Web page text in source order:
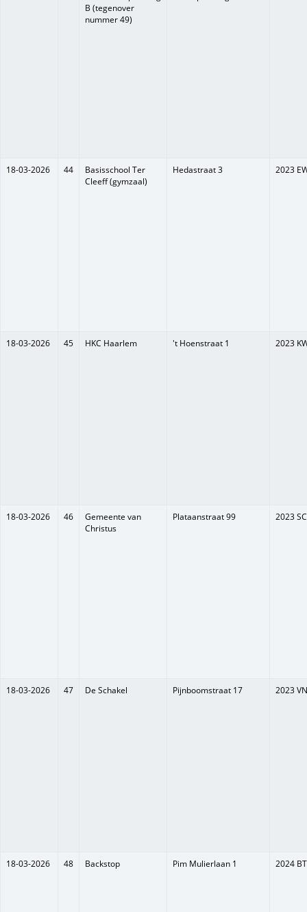
B (tegenover
nummer 49)
18-03-2026 44
Basisschool Ter
Cleeff (gymzaal)
Hedastraat 3 2023
18-03-2026 45 HKC Haarlem 't Hoenstraat 1 2023
18-03-2026 46
Gemeente van
Christus
Plataanstraat 99 2023 SC
18-03-2026 47 De Schakel Pijnboomstraat 17 2023 VN
18-03-2026 48 Backstop Pim Mulierlaan 1 2024 BT